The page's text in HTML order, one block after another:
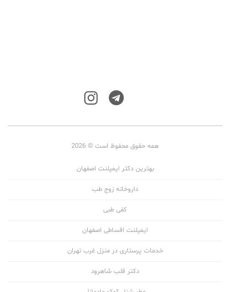
همه حقوق محفوظ است © 2026
بهترین دکتر ایمپلنت اصفهان
داروخانه زوج طب
کفی طبی
ایمپلنت اقساطی اصفهان
خدمات پرستاری در منزل غرب تهران
دکتر قلب شاهرود